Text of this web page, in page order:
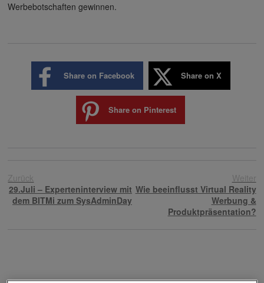
Werbebotschaften gewinnen.
Share on Facebook Share on X
Share on Pinterest
Zurück
29.Juli – Experteninterview mit
dem BITMi zum SysAdminDay
Weiter
Wie beeinflusst Virtual Reality
Werbung &
Produktpräsentation?